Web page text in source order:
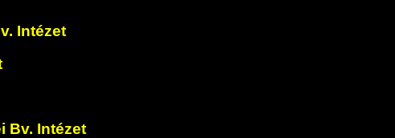
Intézet
Bv. Intézet